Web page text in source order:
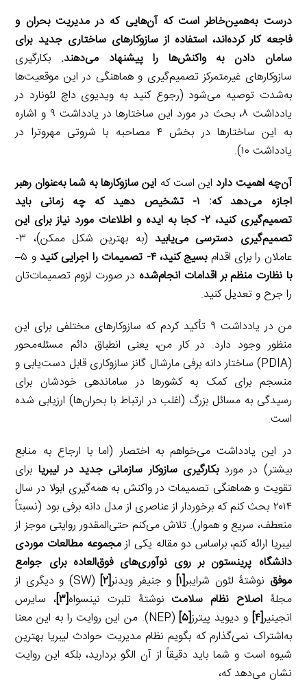
درست به‌همین‌خاطر است که آن‌هایی که در مدیریت بحران و
فاجعه کار کرده‌اند، استفاده از سازوکارهای ساختاری جدید برای
سامان دادن به واکنش‌ها را پیشنهاد می‌دهند. بکارگیری
سازوکارهای غیرمتمرکز تصمیم‌گیری و هماهنگی در این موقعیت‌ها
به‌شدت توصیه می‌شود (رجوع کنید به ویدیوی داچ لئونارد در
یادداشت ۸، بحث در مورد این ساختارها در یادداشت ۹ و اشاره
به این ساختارها در بخش ۴ مصاحبه با شروتی مهروترا در
یادداشت ۱۰).
آن‌چه اهمیت دارد این است که این سازوکارها به شما به‌عنوان رهبر
اجازه می‌دهد که: ۱- تشخیص دهید که چه زمانی باید
تصمیم‌گیری کنید، ۲- کجا به ایده و اطلاعات مورد نیاز برای این
تصمیم‌گیری دسترسی می‌یابید
(به‌ بهترین شکل ممکن)، ۳-
عاملان را برای اقدامبسیج کنید، ۴- تصمیمات را اجرایی کنید و ۵ –
با نظارت منظم بر اقدامات انجام‌شده در صورت لزوم تصمیمات‌تان
را جرح و تعدیل کنید.
من در یادداشت ۹ تأکید کردم که سازوکارهای مختلفی برای این
منظور وجود دارد. در کار من، یعنی انطباق دائم مسئله‌محور
(PDIA) ساختار دانه برفی مارشال گانز سازوکاری قابل دست‌یابی و
منسجم برای کمک به کشورها در ساماندهی خودشان برای
رسیدگی به مسائل بزرگ (اغلب در ارتباط با بحران‌ها) ارزیابی شده
است.
در این یادداشت می‌خواهم به اختصار (اما با ارجاع به منابع
بیشتر) در موردبکارگیری سازوکار سازمانی جدید در لیبریا برای
تقویت و هماهنگی تصمیمات در واکنش به همه‌گیری ابولا در سال
۲۰۱۴ بحث کنم که برخوردار از عناصری از مدل دانه برفی بود (نسبتاً
منعطف، سریع و هموار). تلاش می‌کنم حتی‌المقدور روایتی موجز از
لیبریا ارائه کنم، براساس دو مقاله یکی ازمجموعه مطالعات موردی
دانشگاه پرینستون بر روی نوآوری‌های فوق‌العاده برای جوامع
موفق نوشتۀ لئون شرایبر[۱] و جنیفر ویدنر[۲]
(SW) و دیگری از
مجلۀاصلاح نظام سلامت نوشتۀ تلبرت نینسواه[۳] ، سایرس
انجینیر[۴] و دیوید پیترز[۵]
(NEP). من این روایت را به این معنا
به‌اشتراک نمی‌گذارم که بگویم نظام مدیریت حوادث لیبریا بهترین
شیوه است و شما باید دقیقاً از آن الگو بردارید، بلکه این روایت
نشان می‌دهد که،